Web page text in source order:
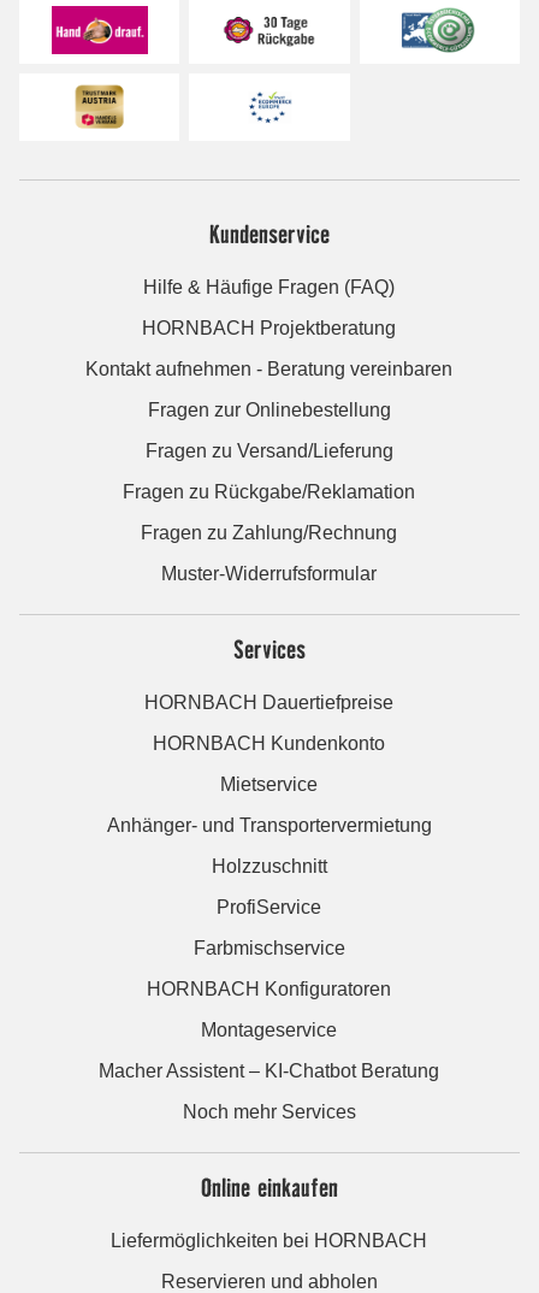
Kundenservice
Hilfe & Häufige Fragen (FAQ)
HORNBACH Projektberatung
Kontakt aufnehmen - Beratung vereinbaren
Fragen zur Onlinebestellung
Fragen zu Versand/Lieferung
Fragen zu Rückgabe/Reklamation
Fragen zu Zahlung/Rechnung
Muster-Widerrufsformular
Services
HORNBACH Dauertiefpreise
HORNBACH Kundenkonto
Mietservice
Anhänger- und Transportervermietung
Holzzuschnitt
ProfiService
Farbmischservice
HORNBACH Konfiguratoren
Montageservice
Macher Assistent – KI-Chatbot Beratung
Noch mehr Services
Online einkaufen
Liefermöglichkeiten bei HORNBACH
Reservieren und abholen